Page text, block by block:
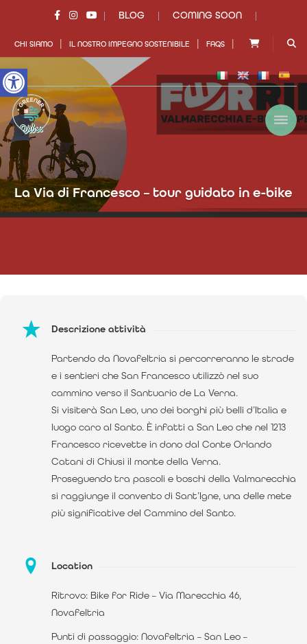
Open toolbar
BLOG COMING SOON
CHI SIAMO IL NOSTRO IMPEGNO SOSTENIBILE FAQS
La Via di Francesco – tour guidato in e-bike
Descrizione attività
Partendo da Novafeltria si percorreranno le strade
e i sentieri che San Francesco utilizzò nel suo
cammino verso il Santuario de La Verna.
Si visiterà San Leo, uno dei borghi più belli d’Italia e
luogo caro al Santo. È infatti a San Leo che nel 1213
Francesco ricevette in dono dal Conte Orlando
Catani di Chiusi il monte della Verna.
Proseguendo tra pascoli e boschi della Valmarecchia
si raggiunge il convento di Sant’Igne, una delle mete
più significative del Cammino del Santo.
Location
Ritrovo: Bike for Ride – Via Marecchia 46,
Novafeltria
Punti di passaggio: Novafeltria – San Leo –